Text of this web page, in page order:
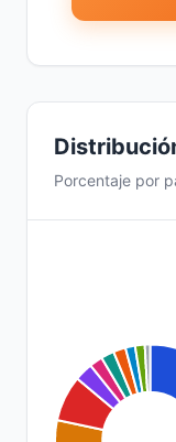
Porcentaje por